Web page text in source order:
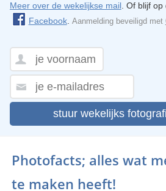
Meer over de wekelijkse mail. Of blijf op
Facebook. Aanmelding beveiligd met
stuur wekelijks
Photofacts; alles wat
te maken heeft!